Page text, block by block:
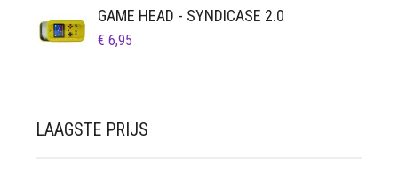
GAME HEAD - SYNDICASE 2.0
€ 6,95
LAAGSTE PRIJS